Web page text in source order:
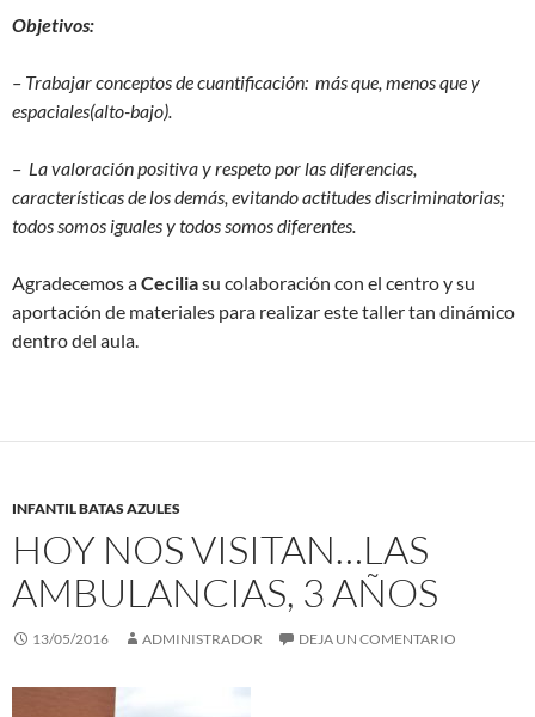
Objetivos:
– Trabajar conceptos de cuantificación: más que, menos que y
espaciales(alto-bajo).
– La valoración positiva y respeto por las diferencias,
características de los demás, evitando actitudes discriminatorias;
todos somos iguales y todos somos diferentes.
Agradecemos aCeciliasu colaboración con el centro y su
aportación de materiales para realizar este taller tan dinámico
dentro del aula.
INFANTIL BATAS AZULES
HOY NOS VISITAN…LAS
AMBULANCIAS, 3 AÑOS
13/05/2016 ADMINISTRADOR DEJA UN COMENTARIO